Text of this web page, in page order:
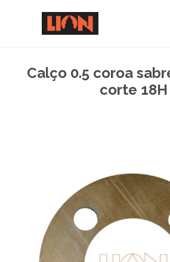
Calço 0.5 coroa
corte 18H